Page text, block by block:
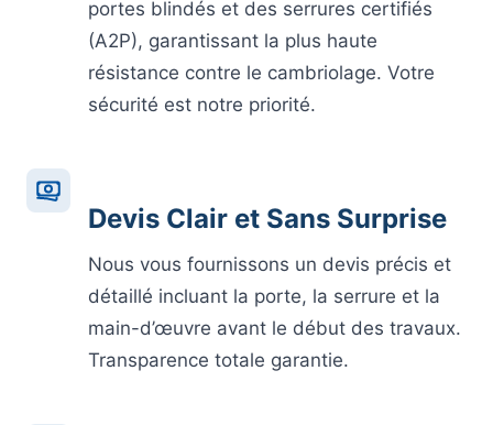
portes blindés et des serrures certifiés
(A2P), garantissant la plus haute
résistance contre le cambriolage. Votre
sécurité est notre priorité.
Devis Clair et Sans Surprise
Nous vous fournissons un devis précis et
détaillé incluant la porte, la serrure et la
main-d’œuvre avant le début des travaux.
Transparence totale garantie.